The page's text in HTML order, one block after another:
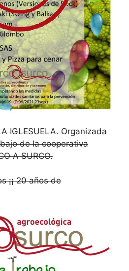
IGLESUELA. Organizada
de la cooperativa
A SURCO.
¡¡ 20 años de